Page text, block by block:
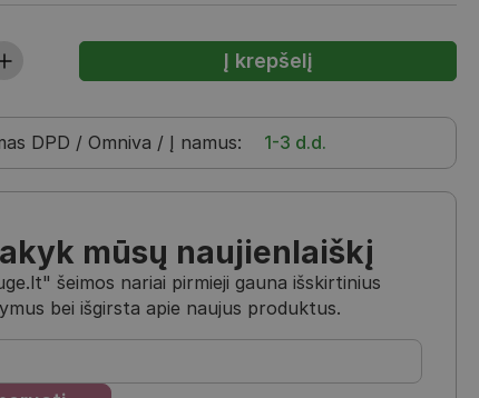
DPD / Omniva / Į namus: 1-3 d.d.
mūsų naujienlaiškį
šeimos nariai pirmieji gauna išskirtinius
bei išgirsta apie naujus produktus.